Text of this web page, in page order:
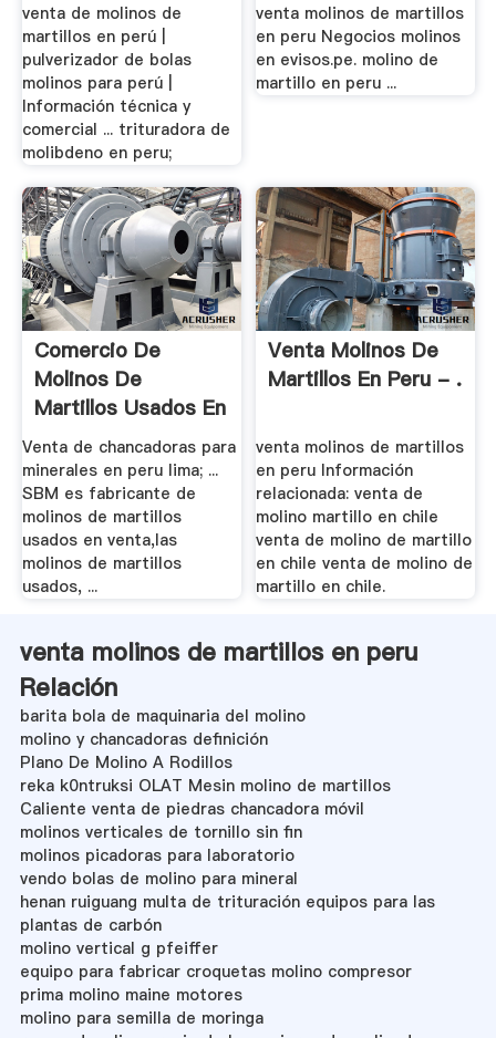
venta de molinos de
martillos en perú |
pulverizador de bolas
molinos para perú |
Información técnica y
comercial ... trituradora de
molibdeno en peru;
venta molinos de martillos
en peru Negocios molinos
en evisos.pe. molino de
martillo en peru ...
Comercio De
Molinos De
Martillos Usados En
Venta
Venta de chancadoras para
minerales en peru lima; ...
SBM es fabricante de
molinos de martillos
usados en venta,las
molinos de martillos
usados, ...
Venta Molinos De
Martillos En Peru - .
venta molinos de martillos
en peru Información
relacionada: venta de
molino martillo en chile
venta de molino de martillo
en chile venta de molino de
martillo en chile.
venta molinos de martillos en peru
Relación
barita bola de maquinaria del molino
molino y chancadoras definición
Plano De Molino A Rodillos
reka k0ntruksi OLAT Mesin molino de martillos
Caliente venta de piedras chancadora móvil
molinos verticales de tornillo sin fin
molinos picadoras para laboratorio
vendo bolas de molino para mineral
henan ruiguang multa de trituración equipos para las
plantas de carbón
molino vertical g pfeiffer
equipo para fabricar croquetas molino compresor
prima molino maine motores
molino para semilla de moringa